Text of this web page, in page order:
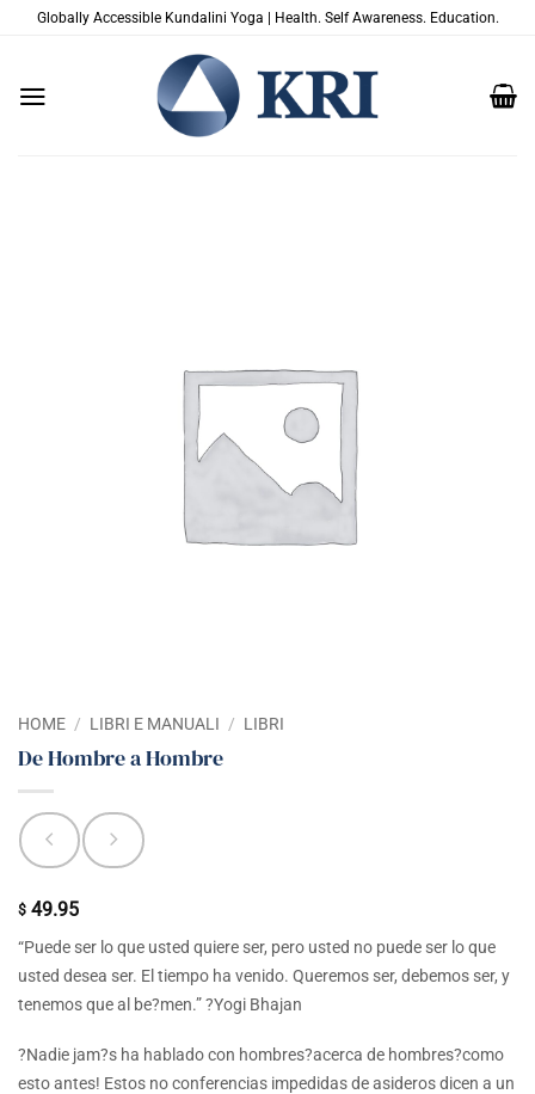
SaltaGlobally Accessible Kundalini Yoga | Health. Self Awareness. Education.
HOME / LIBRI E MANUALI / LIBRI
De Hombre a Hombre
$ 49.95
“Puede ser lo que usted quiere ser, pero usted no puede ser lo que
usted desea ser. El tiempo ha venido. Queremos ser, debemos ser, y
tenemos que al be?men.” ?Yogi Bhajan
?Nadie jam?s ha hablado con hombres?acerca de hombres?como
esto antes! Estos no conferencias impedidas de asideros dicen a un